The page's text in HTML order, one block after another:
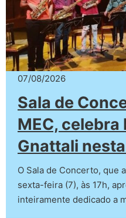
07/08/2026
Sala de
MEC, celebra
Gnattali
O Sala de Concerto, que
sexta-feira (7), às 17h,
inteiramente dedicado a